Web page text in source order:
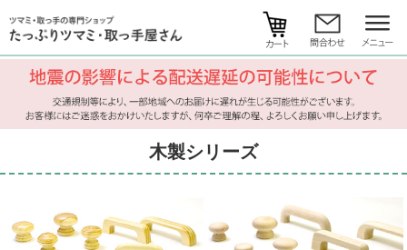
木製シリーズ